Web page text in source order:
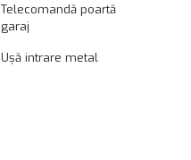
Telecomandă poartă
garaj
Ușă intrare metal